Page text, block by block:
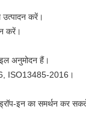
करें।
करें।
अनुमोदन हैं।
ISO13485-2016।
इन का समर्थन कर